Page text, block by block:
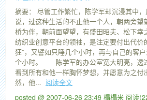
摘要： 尽管工作繁忙，陈学军却沉浸其中
说，过这种生活的不止他一个人，朝两旁望
桥为伴，朝前面望望，有盛田昭夫、松下幸
纺织业创意平台的领袖，是注定要付出代价
狂”，又譬如只睡几个小时，再与自己的客
个小时。 陈学军的办公室宽大明亮，透
看到所有和他一样胸怀梦想，并愿意为之付
然，他... 阅读全文
posted @ 2007-06-26 23:49 榻榻米 阅读